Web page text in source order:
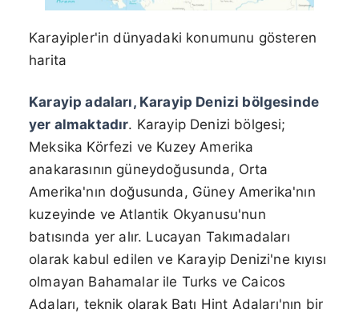
Karayipler'in dünyadaki konumunu gösteren
harita
Karayip adaları, Karayip Denizi bölgesinde
yer almaktadır. Karayip Denizi bölgesi;
Meksika Körfezi ve Kuzey Amerika
anakarasının güneydoğusunda, Orta
Amerika'nın doğusunda, Güney Amerika'nın
kuzeyinde ve Atlantik Okyanusu'nun
batısında yer alır. Lucayan Takımadaları
olarak kabul edilen ve Karayip Denizi'ne kıyısı
olmayan Bahamalar ile Turks ve Caicos
Adaları, teknik olarak Batı Hint Adaları'nın bir